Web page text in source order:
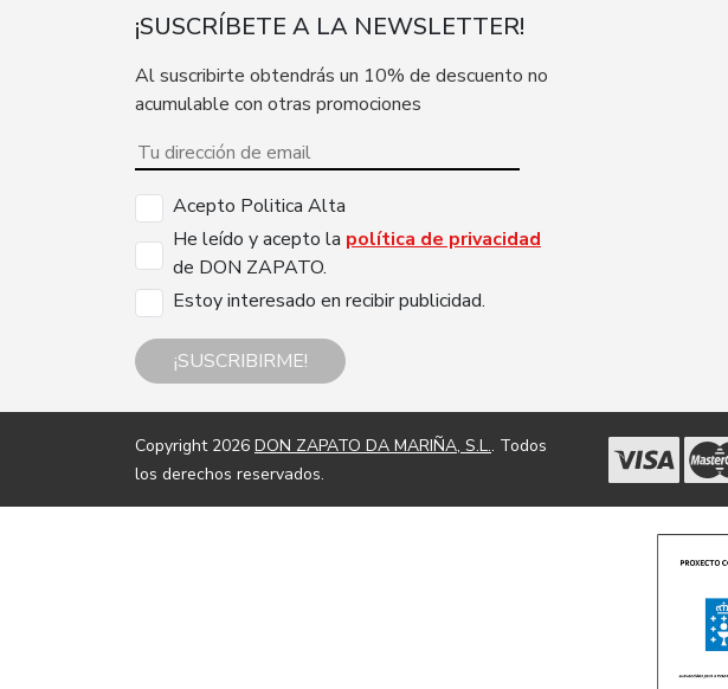
¡SUSCRÍBETE A LA NEWSLETTER!
Al suscribirte obtendrás un 10% de descuento no
acumulable con otras promociones
Acepto Politica Alta
He leído y acepto la política de privacidad
de DON ZAPATO.
Estoy interesado en recibir publicidad.
¡SUSCRIBIRME!
Copyright 2026 DON ZAPATO DA MARIÑA, S.L.. Todos
los derechos reservados.